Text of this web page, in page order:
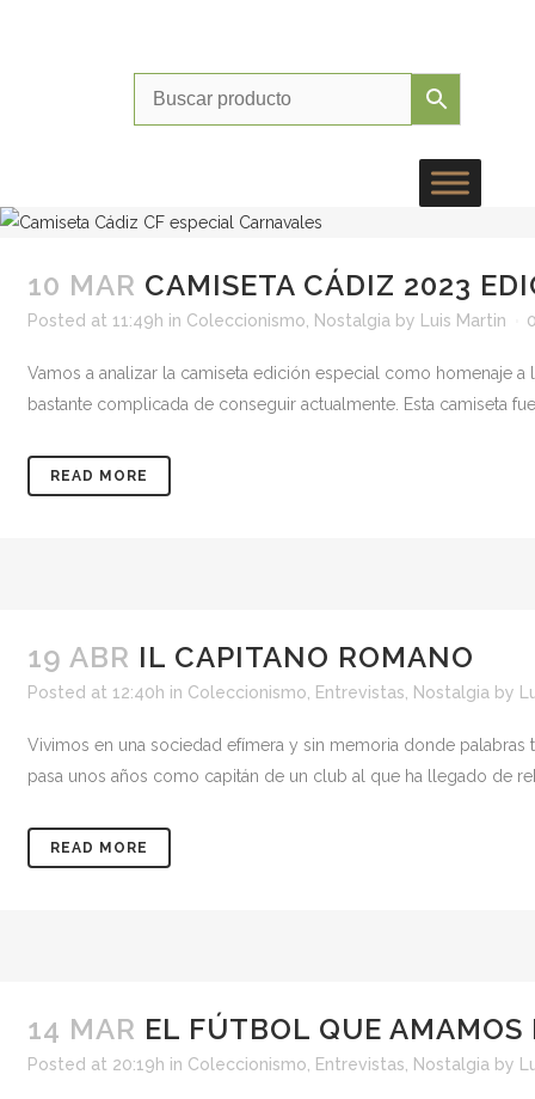
10 MAR CAMISETA CÁDIZ 2023
Posted at 11:49h in Coleccionismo Nostalgia by Luis Martin
Vamos a analizar la camiseta edición especial como homenaje
bastante complicada de conseguir actualmente. Esta camiseta
READ MORE
19 ABR IL CAPITANO ROMANO
Posted at 12:40h in Coleccionismo Entrevistas Nostalgia by
Vivimos en una sociedad efímera y sin memoria donde
pasa unos años como capitán de un club al que ha llegado de
READ MORE
14 MAR EL FÚTBOL QUE
Posted at 20:19h in Coleccionismo Entrevistas Nostalgia by